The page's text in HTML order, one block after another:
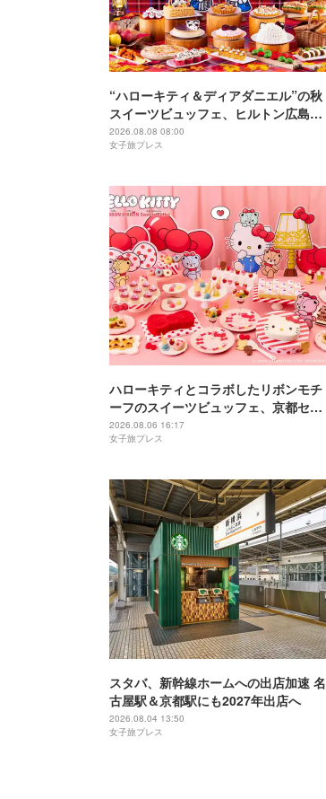
“ハローキティ＆ディアダニエル”の秋
スイーツビュッフェ、ヒルトン広島で
開催
2026.08.08 08:00
女子旅プレス
ハローキティとコラボしたリボンモチ
ーフのスイーツビュッフェ、京都セン
チュリーホテルで開催
2026.08.06 16:17
女子旅プレス
スタバ、新幹線ホームへの出店加速 名
古屋駅＆京都駅にも2027年出店へ
2026.08.04 13:50
女子旅プレス